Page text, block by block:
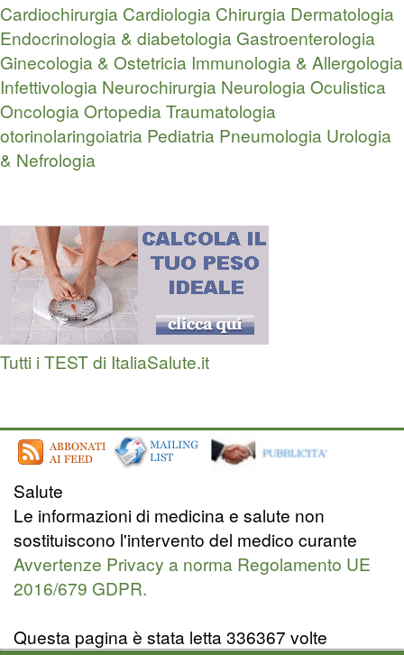
Cardiochirurgia Cardiologia Chirurgia Dermatologia
Endocrinologia & diabetologia Gastroenterologia
Ginecologia & Ostetricia Immunologia & Allergologia
Infettivologia Neurochirurgia NeurologiaOculistica
OncologiaOrtopedia Traumatologia
otorinolaringoiatria Pediatria Pneumologia Urologia
& Nefrologia
Tutti i TEST di ItaliaSalute.it
Salute
Le informazioni di medicina e salute non
sostituiscono l'intervento del medico curante
Avvertenze Privacy a norma Regolamento UE
2016/679 GDPR.
Questa pagina è stata letta 336367 volte